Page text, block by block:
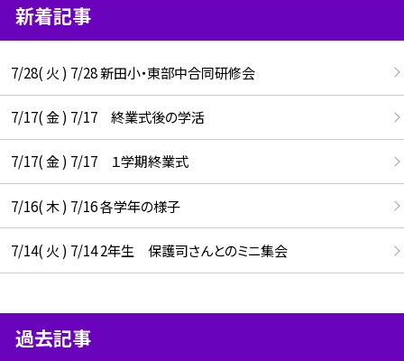
新着記事
7/28( 火 ) 7/28 新田小・東部中合同研修会
7/17( 金 ) 7/17 終業式後の学活
7/17( 金 ) 7/17 １学期終業式
7/16( 木 ) 7/16 各学年の様子
7/14( 火 ) 7/14 2年生 保護司さんとのミニ集会
過去記事